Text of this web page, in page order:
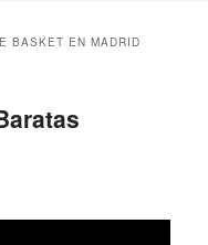
BASKET EN MADRID